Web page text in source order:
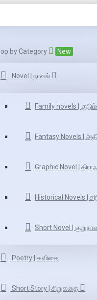
by Category New
Novel | நாவல்
Family novels |
Fantasy Novels |
Graphic Novel |
Historical Novels |
Short Novel |
Poetry | கவிதை
Short Story | சிறுகதை